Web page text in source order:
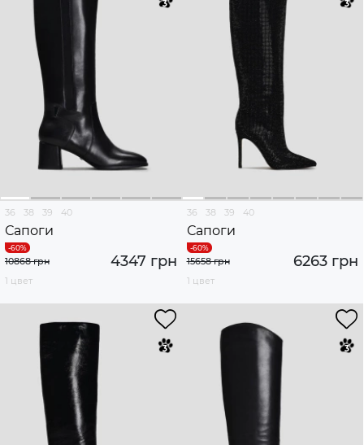
36 38 39 40
Сапоги
4347 грн
10868 грн
1 цвет
36 38 39 40
Сапоги
6263 грн
15658 грн
1 цвет